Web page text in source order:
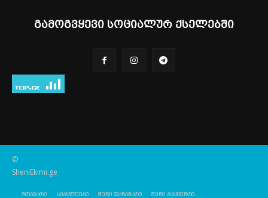
გამოგვყევი სოციალურ ქსელებში
©
SheniEkimi.ge
მთავარი სიახლეები შენი დანამატი შენი პაციენტი